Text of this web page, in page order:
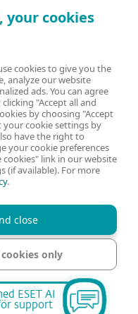
information
Varumärken som används är
ESET, spol. s r.o. eller ESET North
varumärken ägda av sina
your cookies
cookies to give you the
analyze our website
ads. You can agree
"Accept all and
by choosing "Accept
your cookie settings by
have the right to
your cookie preferences
link in our website
(if available). For more
.
close
only
ESET AI
support